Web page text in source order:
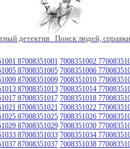
детектив Поиск людей, справки
87008351001 7008351002
87008351005 7008351006
87008351009 7008351010
87008351013 7008351014
87008351017 7008351018
87008351021 7008351022
87008351025 7008351026
87008351029 7008351030
87008351033 7008351034
87008351037 7008351038